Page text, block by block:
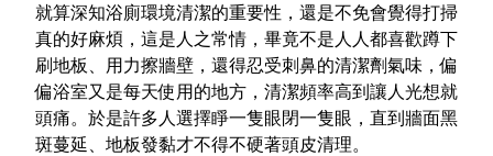
就算深知浴廁環境清潔的重要性，還是不免會覺得打掃
真的好麻煩，這是人之常情，畢竟不是人人都喜歡蹲下
刷地板、用力擦牆壁，還得忍受刺鼻的清潔劑氣味，偏
偏浴室又是每天使用的地方，清潔頻率高到讓人光想就
頭痛。於是許多人選擇睜一隻眼閉一隻眼，直到牆面黑
斑蔓延、地板發黏才不得不硬著頭皮清理。